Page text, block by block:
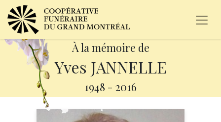
À la mémoire de
Yves JANNELLE
1948 - 2016